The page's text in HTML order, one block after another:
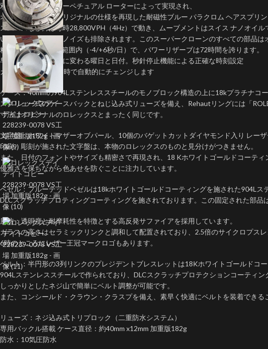
双方向自動巻きはパーペチュアル ローターによって実現され、
オシレーターにはオリジナルの仕様を再現した耐磁性ブルー パラクロム ヘアスプリン
スムーズな秒針は毎時28,800VPH（4Hz）で動き、ムーブメントはスイス ナノオイル
いかなるラトリングノイズも排除されます。このスーパークローンのすべての部品は
精度はCOSC認定の範囲内（-4/+6秒/日）で、パワーリザーブは72時間を誇ります。
早送り機能付き瞬時に変わる曜日と日付。秒針停止機能による正確な時刻設定
カレンダーは深夜12時で自動的にチェンジします
ケース：40mmの904Lステンレススチールのモノブロック構造の上に18kプラチナコ
スクリュー式のケースバックとねじ込み式リューズを備え、Rehautリングには「
寸法はオリジナルのロレックスとまったく同じです。
文字盤：ホワイトマザーオブパール、10個のバゲットカットダイヤモンド入り レーザ
印刷、彫刻が施された文字盤は、本物のロレックスのものと見分けがつきません。
また、日付のフォントやサイズも精密さで再現され、18 Kホワイトゴールドコーティ
優雅さを保ちながら色あせを防ぐことに注力しています。
ベゼル：フルーテッドベゼルは18kホワイトゴールドコーティングを施された904Lス
DLCスクラッチプロティングコーティングを施されております。この固定された部品
風防：透明度と耐摩耗性を特徴とする高反発サファイアを採用しています。
ガラスの高さはセラミックリンクと調和して配置されており、2.5倍のサイクロプスレ
6時のところにレザー王冠マークロゴもあります。
ベルト：半円形の3列リンクのプレジデントブレスレットは18Kホワイトゴールドコ
904Lステンレススチールで作られており、DLCスクラッチプロテクションコーティン
しっかりとしたネジ山で簡単にベルト調整が可能です。
また、コンシールド・クラウン・クラスプを備え、素早く快適にベルトを装​​着できる
リューズ：ネジ込み式トリプロック（二重防水システム）
専用バックル搭載 ケース直径：約40mm x12mm 加重版182g
防水：10気圧防水